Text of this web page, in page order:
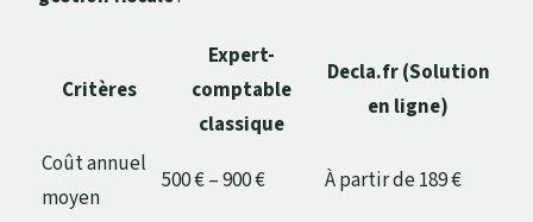
Critères
Expert-
comptable
classique
Decla.fr (Solution
en ligne)
Coût annuel
moyen
500 € – 900 € À partir de 189 €